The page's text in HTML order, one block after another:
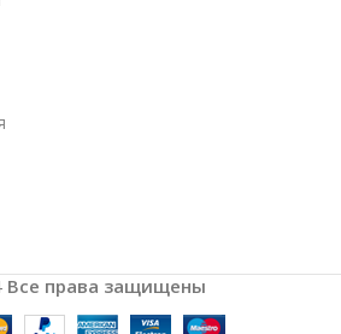
Все права защищены